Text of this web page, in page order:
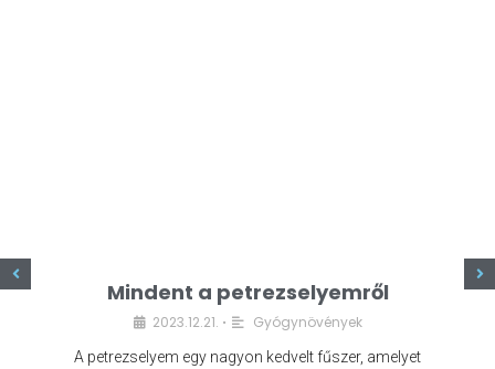
Mindent a petrezselyemről
2023.12.21. • Gyógynövények
A petrezselyem egy nagyon kedvelt fűszer, amelyet